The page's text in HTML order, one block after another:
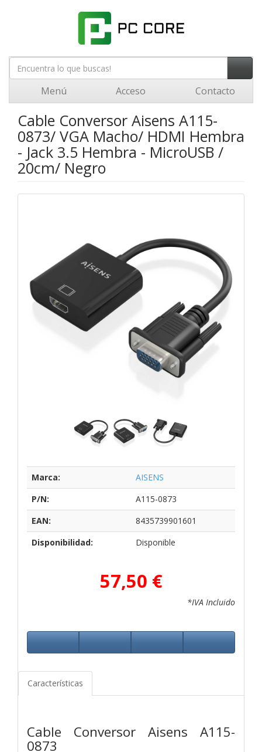
Menú Acceso Contacto
Cable Conversor Aisens A115-
0873/ VGA Macho/ HDMI Hembra
- Jack 3.5 Hembra - MicroUSB /
20cm/ Negro
Marca:
AISENS
P/N:
A115-0873
EAN:
8435739901601
Disponibilidad:
Disponible
57,50 €
*IVA Incluido
Características
Cable Conversor Aisens A115-
0873